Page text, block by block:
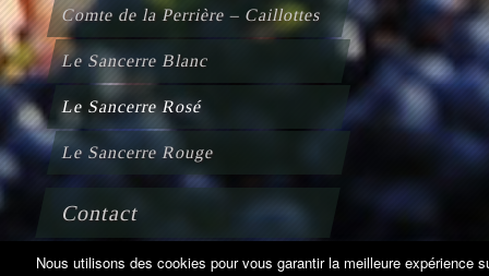
Comte de la Perrière – Caillottes
Le Sancerre Blanc
Le Sancerre Rosé
Le Sancerre Rouge
Contact
Nous utilisons des cookies pour vous garantir la meilleure